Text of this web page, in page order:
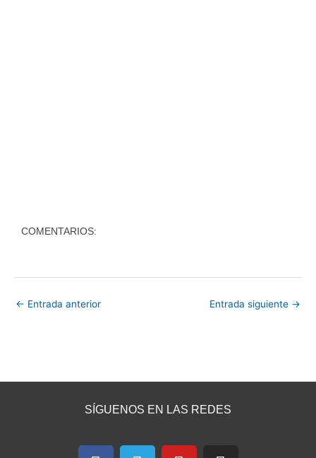
COMENTARIOS:
← Entrada anterior Entrada siguiente →
SÍGUENOS EN LAS REDES
F T Y I